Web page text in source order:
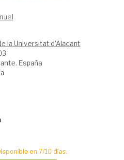
la Universitat d'Alacant
España
en 7/10 días.